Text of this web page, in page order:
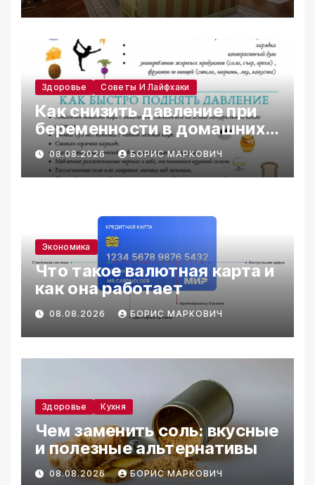
Здоровье Советы И Лайфхаки
Как снизить давление при
беременности в домашних
условиях
08.08.2026 БОРИС МАРКОВИЧ
Экономика
Что такое валютная карта и
как она работает
08.08.2026 БОРИС МАРКОВИЧ
Здоровье Кухня
Чем заменить соль: вкусные
и полезные альтернативы
08.08.2026 БОРИС МАРКОВИЧ